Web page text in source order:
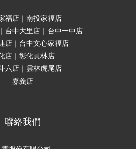
福店｜南投家福店
台中大里店｜台中一中店
店｜台中文心家福店
店｜彰化員林店
六店｜雲林虎尾店
嘉義店
聯絡我們